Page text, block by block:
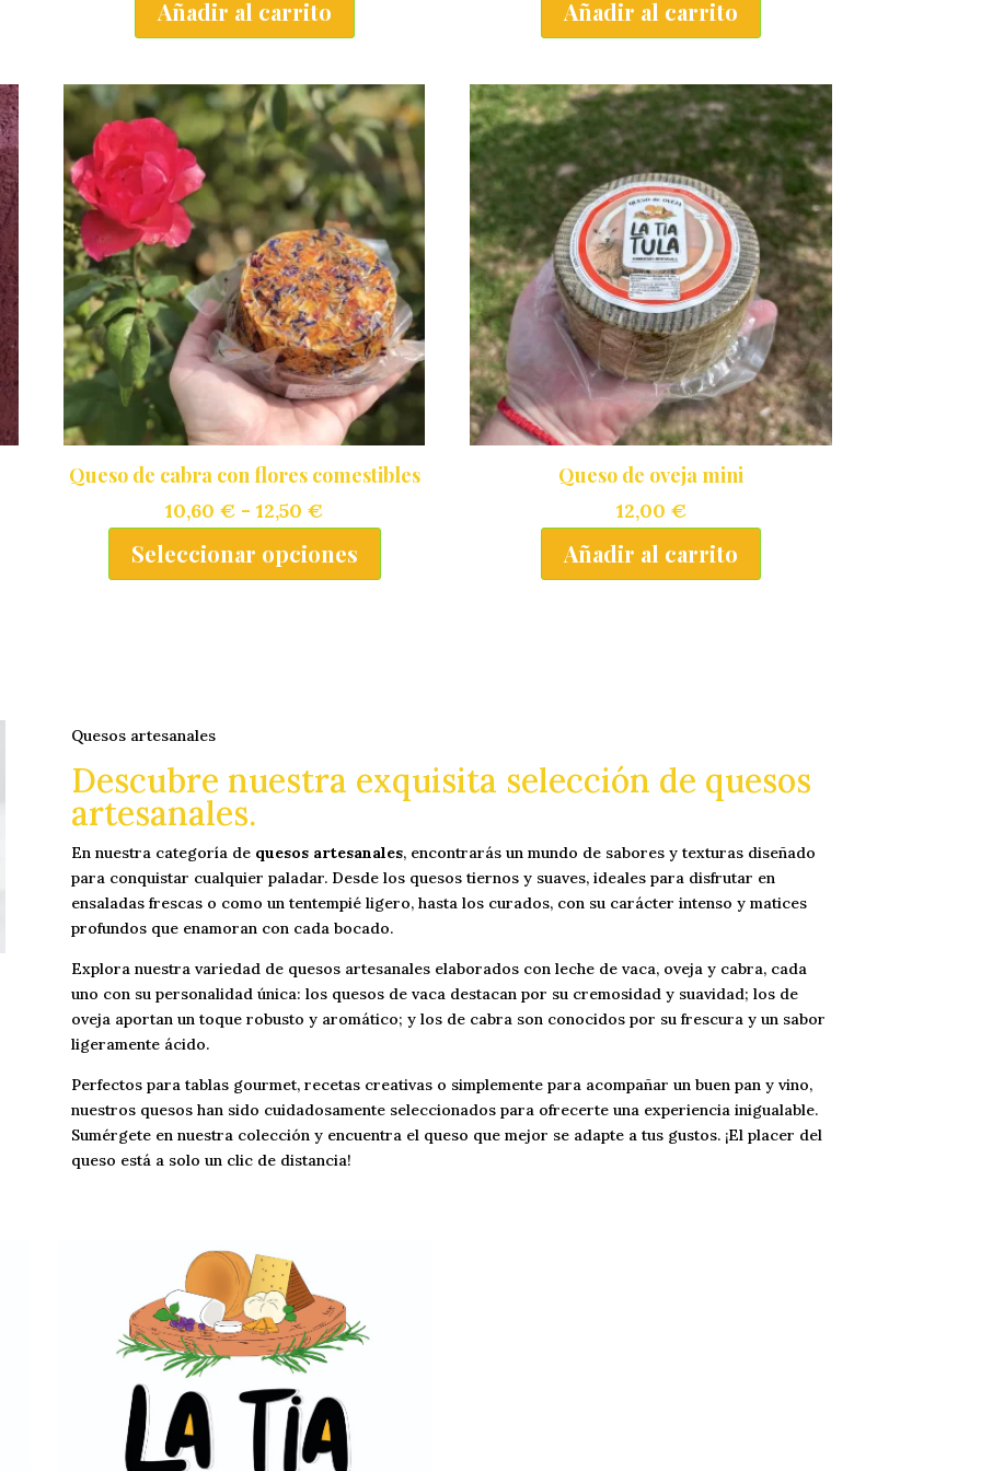
Añadir al carrito Añadir al carrito
Queso de cabra con flores comestibles
10,60€ - 12,50€RANGO
PRECIOS:
Seleccionar opciones
elegir
la
página
de
producto
Queso de oveja mini
12,00 €
Añadir al carrito
Quesos artesanales
Descubre nuestra exquisita selección de quesos
artesanales.
En nuestra categoría de quesos artesanales, encontrarás un mundo de sabores y texturas diseñado
para conquistar cualquier paladar. Desde los quesos tiernos y suaves, ideales para disfrutar en
ensaladas frescas o como un tentempié ligero, hasta los curados, con su carácter intenso y matices
profundos que enamoran con cada bocado.
Explora nuestra variedad de quesos artesanales elaborados con leche de vaca, oveja y cabra, cada
uno con su personalidad única: los quesos de vaca destacan por su cremosidad y suavidad; los de
oveja aportan un toque robusto y aromático; y los de cabra son conocidos por su frescura y un sabor
ligeramente ácido.
Perfectos para tablas gourmet, recetas creativas o simplemente para acompañar un buen pan y vino,
nuestros quesos han sido cuidadosamente seleccionados para ofrecerte una experiencia inigualable.
Sumérgete en nuestra colección y encuentra el queso que mejor se adapte a tus gustos. ¡El placer del
queso está a solo un clic de distancia!